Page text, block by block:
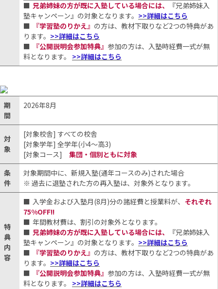
兄弟姉妹の方が既に入塾している場合には、
『兄弟姉妹入
塾キャンペーン』の対象となります。 >>詳細はこちら
『学習塾のりかえ』 の方は、教材下取りなど2つの特典があ
ります。 >>詳細はこちら
『公開説明会参加特典』 参加の方は、入塾時経費一式が無
料となります。 >>詳細はこちら
期
間
2026年8月
対
象
[対象校舎] すべての校舎
[対象学年] 全学年(小4〜高3)
[対象コース] 集団・個別ともに対象
条
件
対象期間中に、新規入塾(通年コースのみ)された場合
※ 過去に退塾された方の再入塾は、対象外となります。
特
典
内
容
入学金および入塾月(8月)分の諸経費と授業料が、 それぞれ
75%OFF!!
年間教材費は、割引の対象外となります。
兄弟姉妹の方が既に入塾している場合には、
『兄弟姉妹入
塾キャンペーン』の対象となります。 >>詳細はこちら
『学習塾のりかえ』 の方は、教材下取りなど2つの特典があ
ります。 >>詳細はこちら
『公開説明会参加特典』 参加の方は、入塾時経費一式が無
料となります。 >>詳細はこちら